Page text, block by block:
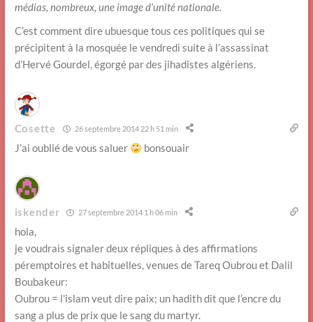
médias, nombreux, une image d’unité nationale.
C’est comment dire ubuesque tous ces politiques qui se
précipitent à la mosquée le vendredi suite à l’assassinat
d’Hervé Gourdel, égorgé par des jihadistes algériens.
Cosette 26 septembre 2014 22 h 51 min
J’ai oublié de vous saluer bonsouair
iskender 27 septembre 2014 1 h 06 min
hola,
je voudrais signaler deux répliques à des affirmations
péremptoires et habituelles, venues de Tareq Oubrou et Dalil
Boubakeur:
Oubrou = l’islam veut dire paix; un hadith dit que l’encre du
sang a plus de prix que le sang du martyr.